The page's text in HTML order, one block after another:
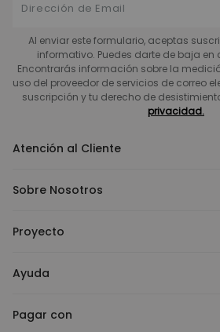
Al enviar este formulario, aceptas
informativo. Puedes darte de baja
Encontrarás información sobre la
uso del proveedor de servicios de correo
suscripción y tu derecho de
privacidad.
Atención al Cliente
Sobre Nosotros
Proyecto
Ayuda
Pagar con